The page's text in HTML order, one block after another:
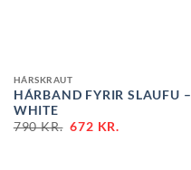
HÁRSKRAUT
HÁRBAND FYRIR SLAUFU –
WHITE
790KR. 672 KR.